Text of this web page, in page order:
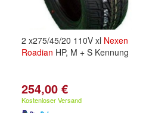
2 x275/45/20 110V xl Nexen
Roadian HP, M + S Kennung
254,00 €
Kostenloser Versand